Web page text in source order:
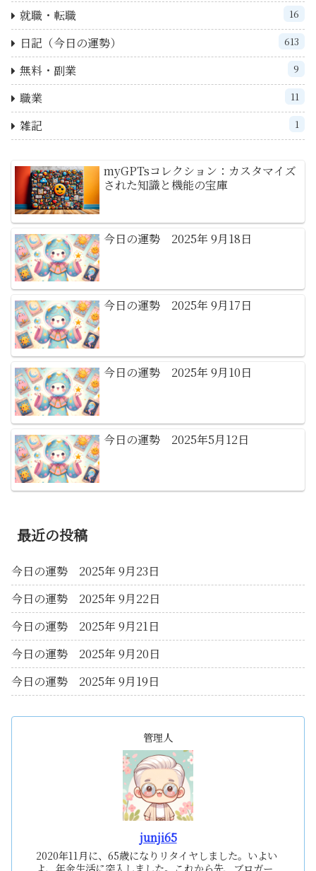
就職・転職 16
日記（今日の運勢） 613
無料・副業 9
職業 11
雑記 1
myGPTsコレクション：カスタマイズ
された知識と機能の宝庫
今日の運勢 2025年 9月18日
今日の運勢 2025年 9月17日
今日の運勢 2025年 9月10日
今日の運勢 2025年5月12日
最近の投稿
今日の運勢 2025年 9月23日
今日の運勢 2025年 9月22日
今日の運勢 2025年 9月21日
今日の運勢 2025年 9月20日
今日の運勢 2025年 9月19日
管理人
junji65
2020年11月に、65歳になりリタイヤしました。いよい